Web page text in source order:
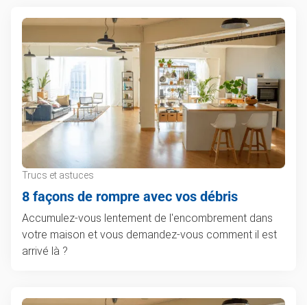
Trucs et astuces
8 façons de rompre avec vos débris
Accumulez-vous lentement de l'encombrement dans
votre maison et vous demandez-vous comment il est
arrivé là ?